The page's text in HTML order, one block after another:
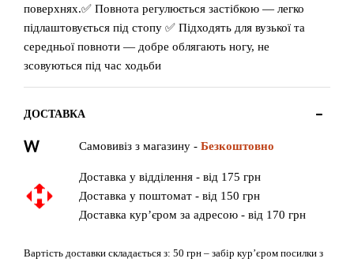
поверхнях.✅ Повнота регулюється застібкою — легко
підлаштовується під стопу ✅ Підходять для вузької та
середньої повноти — добре облягають ногу, не
зсовуються під час ходьби
ДОСТАВКА
Самовивіз з магазину - Безкоштовно
Доставка у відділення - від 175 грн
Доставка у поштомат - від 150 грн
Доставка кур’єром за адресою - від 170 грн
Вартість доставки складається з: 50 грн – забір кур’єром посилки з